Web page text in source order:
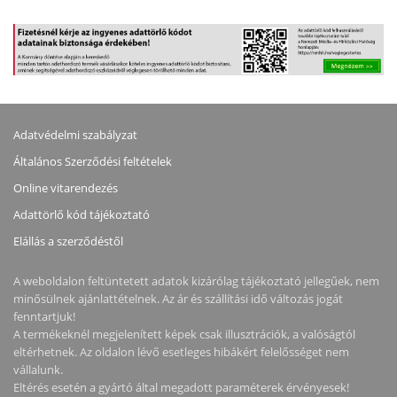
ÉV GARANCIA, FEKETE
SZÍNBEN
400CD, 1MS, 2XHDMI,
DISPLAYPORT, 4XUSB
TYPE-A, 3 ÉV GARANCIA,
Adatvédelmi szabályzat
Általános Szerződési feltételek
Online vitarendezés
Adattörlő kód tájékoztató
Elállás a szerződéstől
A weboldalon feltüntetett adatok kizárólag tájékoztató jellegűek, nem
minősülnek ajánlattételnek. Az ár és szállítási idő változás jogát
fenntartjuk!
A termékeknél megjelenített képek csak illusztrációk, a valóságtól
eltérhetnek. Az oldalon lévő esetleges hibákért felelősséget nem
vállalunk.
Eltérés esetén a gyártó által megadott paraméterek érvényesek!